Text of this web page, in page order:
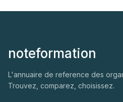
noteformation
L'annuaire de reference des
Trouvez, comparez, choisissez.